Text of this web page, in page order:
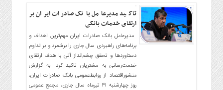
،
بیمه
و
ارز
دیجیتال
تاکید مدیرعامل بانک صادرات ایران بر
ارتقای خدمات بانکی
​ ​مدیرعامل بانک صادرات ایران مهم‌ترین اهداف و
برنامه‌های راهبردی سال جاری را برشمرد و بر تداوم
دستاوردها و تحقق چشم‌انداز آتی با هدف ارتقای
خدمت‌رسانی به مشتریان تاکید کرد. به گزارش
منشوراقتصاد از روابط‌عمومی بانک صادرات ایران،
روز چهارشنبه ۳۱ تیرماه سال جاری، مجمع عمومی